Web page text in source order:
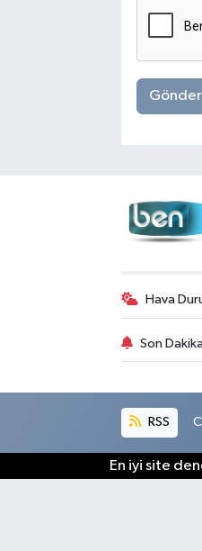
Gönder
Hava
Son
RSS
En iyi site